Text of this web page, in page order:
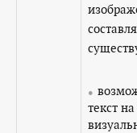
текст